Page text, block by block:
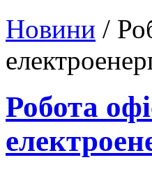
Новини /
Робота